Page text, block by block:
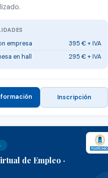
empresa
395 € + IVA
en hall
295 € + IVA
Inscripción
de Empleo ·